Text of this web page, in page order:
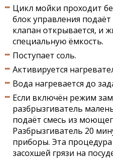
Цикл мойки проходит
блок управления
клапан открывается, и
специальную ёмкость.
Поступает соль.
Активируется
Вода нагревается до
Если включён режим
разбрызгиватель
подаёт смесь из
Разбрызгиватель 20
приборы. Эта
засохшей грязи на